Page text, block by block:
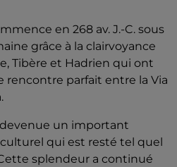
en 268 av. J.-C. sous
grâce à la clairvoyance
Tibère et Hadrien qui ont
rencontre parfait entre la Via
un important
qui est resté tel quel
splendeur a continué